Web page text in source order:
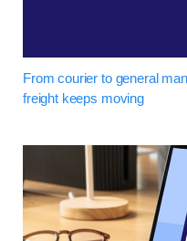
From courier to general
freight keeps moving